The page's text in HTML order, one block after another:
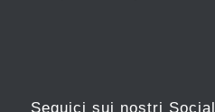
Seguici sui nostri Social